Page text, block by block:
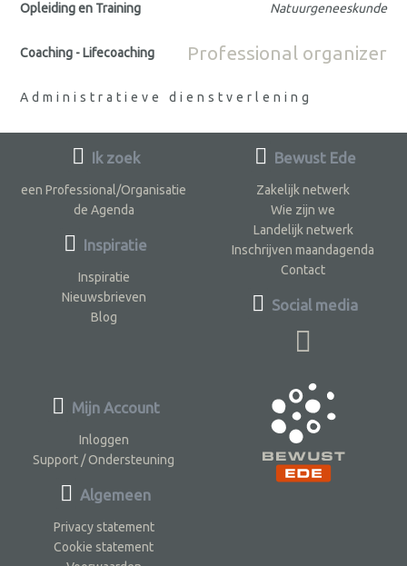
Opleiding en Training Natuurgeneeskunde
Coaching - Lifecoaching Professional organizer
Administratieve dienstverlening
Ik zoek
een Professional/Organisatie
de Agenda
Inspiratie
Inspiratie
Nieuwsbrieven
Blog
Bewust Ede
Zakelijk netwerk
Wie zijn we
Landelijk netwerk
Inschrijven maandagenda
Contact
Social media
Mijn Account
Inloggen
Support / Ondersteuning
Algemeen
Privacy statement
Cookie statement